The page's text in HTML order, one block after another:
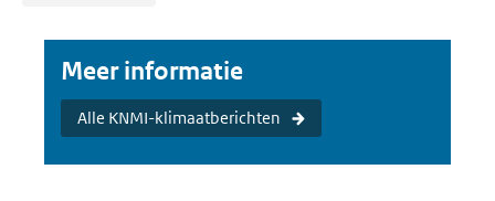
Meer informatie
Alle KNMI-klimaatberichten